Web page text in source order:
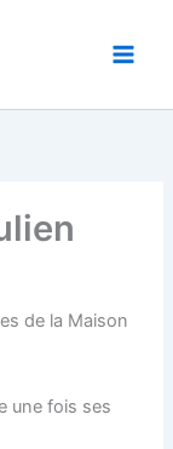
de la Maison
une fois ses